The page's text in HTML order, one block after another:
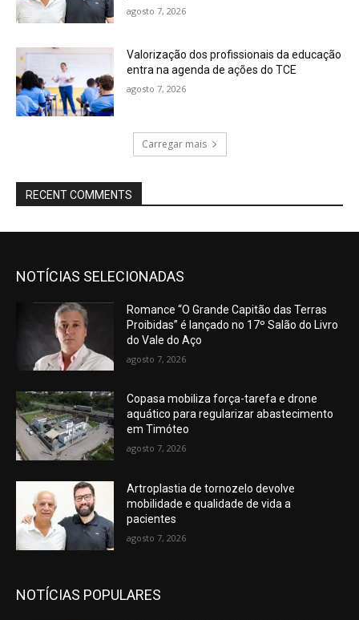
agosto 7, 2026
Valorização dos profissionais da educação
entra na agenda de ações do TCE
agosto 7, 2026
Carregar mais
RECENT COMMENTS
NOTÍCIAS SELECIONADAS
Romance “O Grande Capitão das Terras
Proibidas” é lançado no 17º Salão do Livro
do Vale do Aço
agosto 7, 2026
Copasa mobiliza força-tarefa e drone
aquático para regularizar abastecimento
em Timóteo
agosto 7, 2026
Artroplastia de tornozelo devolve
mobilidade e qualidade de vida a
pacientes
agosto 7, 2026
NOTÍCIAS POPULARES